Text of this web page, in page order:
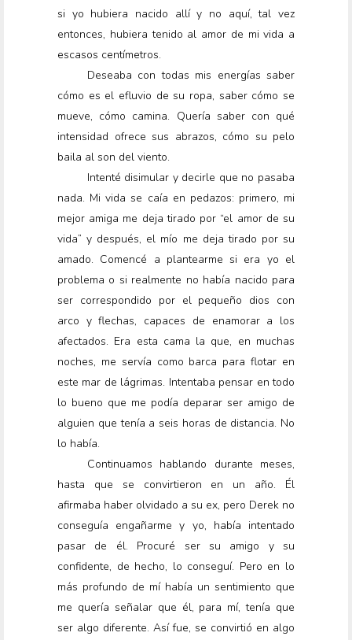
si yo hubiera nacido allí y no aquí, tal vez
entonces, hubiera tenido al amor de mi vida a
escasos centímetros.
Deseaba con todas mis energías saber
cómo es el efluvio de su ropa, saber cómo se
mueve, cómo camina. Quería saber con qué
intensidad ofrece sus abrazos, cómo su pelo
baila al son del viento.
Intenté disimular y decirle que no pasaba
nada. Mi vida se caía en pedazos: primero, mi
mejor amiga me deja tirado por “el amor de su
vida” y después, el mío me deja tirado por su
amado. Comencé a plantearme si era yo el
problema o si realmente no había nacido para
ser correspondido por el pequeño dios con
arco y flechas, capaces de enamorar a los
afectados. Era esta cama la que, en muchas
noches, me servía como barca para flotar en
este mar de lágrimas. Intentaba pensar en todo
lo bueno que me podía deparar ser amigo de
alguien que tenía a seis horas de distancia. No
lo había.
Continuamos hablando durante meses,
hasta que se convirtieron en un año. Él
afirmaba haber olvidado a su ex, pero Derek no
conseguía engañarme y yo, había intentado
pasar de él. Procuré ser su amigo y su
confidente, de hecho, lo conseguí. Pero en lo
más profundo de mí había un sentimiento que
me quería señalar que él, para mí, tenía que
ser algo diferente. Así fue, se convirtió en algo